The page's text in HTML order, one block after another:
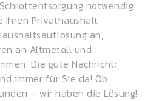
notwendig.
Ihren Privathaushalt
an,
an Altmetall und
Die gute Nachricht:
immer für Sie da! Ob
– wir haben die Lösung!